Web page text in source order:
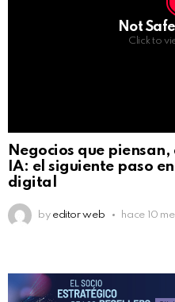
Not
Click to
Negocios que
IA: el siguiente paso
digital
by editor web hace 10